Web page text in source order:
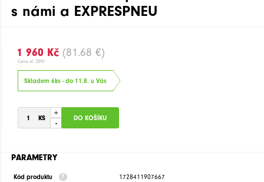
s námi a EXPRESPNEU
1 960 Kč (81.68 €)
Cena vč. DPH
Skladem 6ks - do 11.8. u Vás
+
-
PARAMETRY
Kód produktu 1728411907667